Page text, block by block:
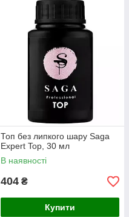
Топ без липкого шару Saga
Expert Top, 30 мл
В наявності
404 ₴
Купити